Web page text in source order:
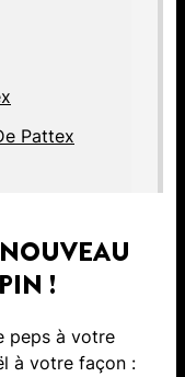
!
peps à votre
à votre façon :
Pattex